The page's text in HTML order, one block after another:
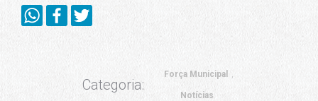
Categoria:
Força Municipal
Notícias